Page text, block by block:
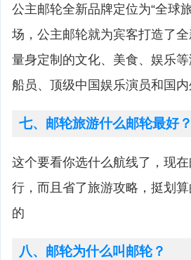
公主邮轮全新品牌定位为“全球
场，公主邮轮就为宾客打造了
量身定制的文化、美食、娱乐
船员、顶级中国娱乐演员和国
七、邮轮旅游什么邮轮最好？
这个要看你选什么航线了，现
行，而且省了旅游攻略，挺划
的
八、邮轮为什么叫邮轮？